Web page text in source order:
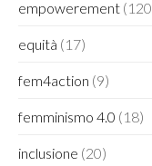
empowerement
equità (17)
fem4action (9)
femminismo 4.0 (18)
inclusione (20)